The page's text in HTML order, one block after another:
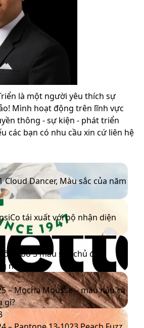
là một người yêu thích sự
Mình hoạt động trên lĩnh vực
thông - sự kiện - phát triển
các bạn có nhu cầu xin cứ liên hệ
Cloud Dancer, Màu sắc của năm
tái xuất với bộ nhận diện
bố 5 màu sắc chủ đạo
năm 2025
– Mocha Mousse – màu nâu cà
gì?